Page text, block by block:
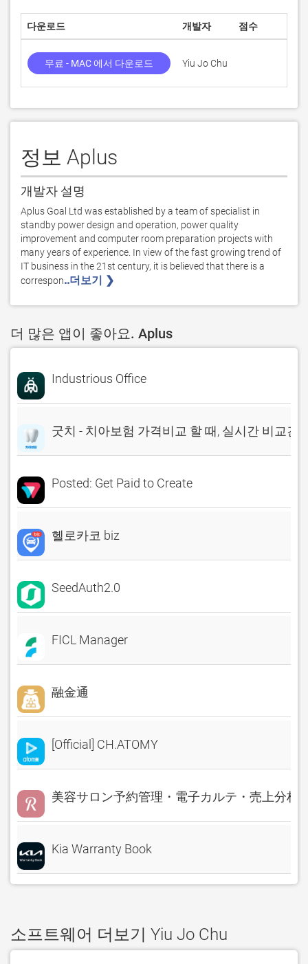
다운로드 개발자 점수
무료 - MAC 에서 다운로드 Yiu Jo Chu
정보 Aplus
개발자 설명
Aplus Goal Ltd was established by a team of specialist in
standby power design and operation, power quality
improvement and computer room preparation projects with
many years of experience. In view of the fast growing trend of
IT business in the 21st century, it is believed that there is a
correspon..더보기 ❯
더 많은 앱이 좋아요. Aplus
Industrious Office
굿치 - 치아보험 가격비교 할 때, 실시간 비교견
Posted: Get Paid to Create
헬로카코 biz
SeedAuth2.0
FICL Manager
融金通
[Official] CH.ATOMY
美容サロン予約管理・電子カルテ・売上分析
Kia Warranty Book
소프트웨어 더보기 Yiu Jo Chu